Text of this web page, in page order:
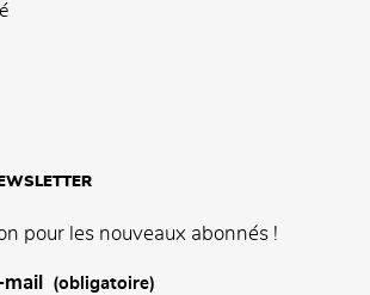
pour les nouveaux abonnés !
(obligatoire)